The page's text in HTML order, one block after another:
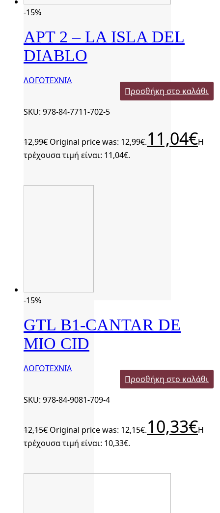
-15%
APT 2 – LA ISLA DEL
DIABLO
ΛΟΓΟΤΕΧΝΙΑ
Προσθήκη στο καλάθι
SKU: 978-84-7711-702-5
12,99€ Original price was: 12,99€.11,04€Η
τρέχουσα τιμή είναι: 11,04€.
-15%
GTL B1-CANTAR DE
MIO CID
ΛΟΓΟΤΕΧΝΙΑ
Προσθήκη στο καλάθι
SKU: 978-84-9081-709-4
12,15€ Original price was: 12,15€.10,33€Η
τρέχουσα τιμή είναι: 10,33€.